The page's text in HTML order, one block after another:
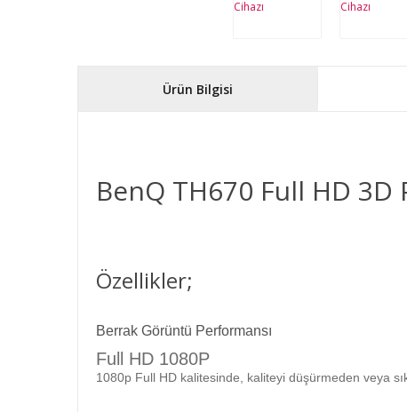
Ürün Bilgisi
BenQ TH670 Full HD 3D
Özellikler;
Berrak Görüntü Performansı
Full HD 1080P
1080p Full HD kalitesinde, kaliteyi düşürmeden veya